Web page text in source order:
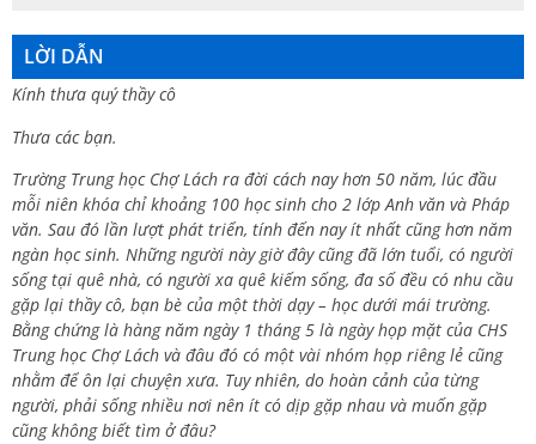
LỜI DẪN
Kính thưa quý thầy cô
Thưa các bạn.
Trường Trung học Chợ Lách ra đời cách nay hơn 50 năm, lúc đầu
mỗi niên khóa chỉ khoảng 100 học sinh cho 2 lớp Anh văn và Pháp
văn. Sau đó lần lượt phát triển, tính đến nay ít nhất cũng hơn năm
ngàn học sinh. Những người này giờ đây cũng đã lớn tuổi, có người
sống tại quê nhà, có người xa quê kiếm sống, đa số đều có nhu cầu
gặp lại thầy cô, bạn bè của một thời dạy – học dưới mái trường.
Bằng chứng là hàng năm ngày 1 tháng 5 là ngày họp mặt của CHS
Trung học Chợ Lách và đâu đó có một vài nhóm họp riêng lẻ cũng
nhằm để ôn lại chuyện xưa. Tuy nhiên, do hoàn cảnh của từng
người, phải sống nhiều nơi nên ít có dịp gặp nhau và muốn gặp
cũng không biết tìm ở đâu?